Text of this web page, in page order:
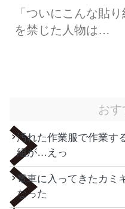
「ついにこんな貼
を禁じた人物は…
お
汚れた作業服で作業す
組が…えっ
電車に入ってきたカミ
なった